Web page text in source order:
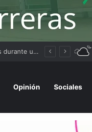
Patricio Sabadini juró como fiscal general federal de Resistencia y asumirá un nuevo rol en el Chaco
Opinión Sociales